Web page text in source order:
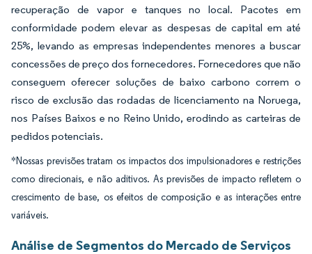
recuperação de vapor e tanques no local. Pacotes em
conformidade podem elevar as despesas de capital em até
25%, levando as empresas independentes menores a buscar
concessões de preço dos fornecedores. Fornecedores que não
conseguem oferecer soluções de baixo carbono correm o
risco de exclusão das rodadas de licenciamento na Noruega,
nos Países Baixos e no Reino Unido, erodindo as carteiras de
pedidos potenciais.
*Nossas previsões tratam os impactos dos impulsionadores e restrições
como direcionais, e não aditivos. As previsões de impacto refletem o
crescimento de base, os efeitos de composição e as interações entre
variáveis.
Análise de Segmentos do Mercado de Serviços